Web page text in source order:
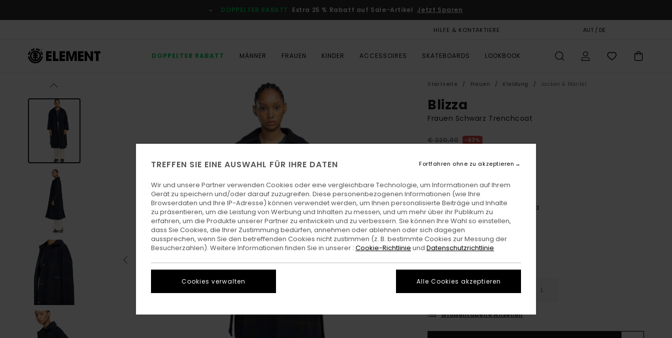
Produktinformation
DOPPELTER RABATT Extra 25 % Rabatt auf Sale-Artikel Jetzt Sparen
HILFE & KONTAKTIERE AUT / DE
DOPPELTER RABATT MÄNNER FRAUEN KINDER ACCESSOIRES SKATEBOARDS LOOKBOOK
Startseite Frauen Kleidung Jacken & Mäntel
Blizza
Frauen Schwarz Trenchcoat
€ 220,00 63%
SALE
FarbeEclipse Navy/java Plaid
L
Größentabelle Ansehen
TREFFEN SIE EINE AUSWAHL FÜR IHRE DATEN
Wir und unsere Partner verwenden Cookies oder eine vergleichbare Technologie, um Informationen auf Ihrem
Gerät zu speichern und/oder darauf zuzugreifen. Diese personenbezogenen Informationen (wie Ihre
Browserdaten und Ihre IP-Adresse) können verwendet werden, um Ihnen personalisierte Beiträge und Inhalte
zu präsentieren, um die Leistung von Werbung und Inhalten zu messen, und um mehr über ihr Publikum zu
erfahren, um die Produkte unserer Partner zu entwickeln und zu verbessern. Sie können Ihre Wahl so einstellen,
dass Sie Cookies, die Ihrer Zustimmung bedürfen, annehmen oder ablehnen oder sich dagegen
aussprechen, wenn Sie den betreffenden Cookies nicht zustimmen (z. B. bestimmte Cookies zur Messung der
Besucherzahlen). Weitere Informationen finden Sie in unserer : Cookie-Richtlinie und Datenschutzrichtlinie
Cookies verwalten
Fortfahren ohne zu akzeptieren
Alle Cookies akzeptieren